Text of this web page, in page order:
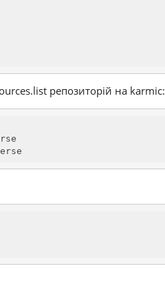
репозиторій на karmic: